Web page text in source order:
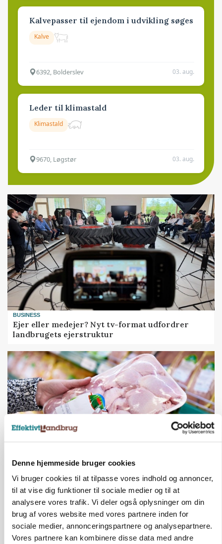
Denne hjemmeside bruger cookies
Vi bruger cookies til at tilpasse vores indhold og annoncer,
til at vise dig funktioner til sociale medier og til at
analysere vores trafik. Vi deler også oplysninger om din
brug af vores website med vores partnere inden for
sociale medier, annonceringspartnere og analysepartnere.
Vores partnere kan kombinere disse data med andre
Kalvepasser til ejendom i udvikling søges
Kalve
6392, Bolderslev 03. aug.
Leder til klimastald
Klimastald
9670, Løgstør 03. aug.
BUSINESS
Ejer eller medejer? Nyt tv-format udfordrer
landbrugets ejerstruktur
Prisgab på 20 kroner pr. kg vokser: Polsk kylling
presser markedet